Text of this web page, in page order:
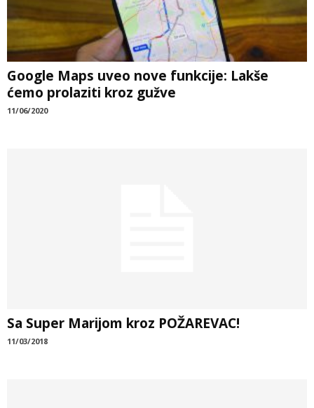
Google Maps uveo nove funkcije: Lakše
ćemo prolaziti kroz gužve
11/06/2020
Sa Super Marijom kroz POŽAREVAC!
11/03/2018